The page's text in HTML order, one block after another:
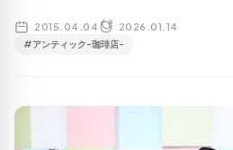
2015.04.04 2026.01.14
#アンティック-珈琲店-